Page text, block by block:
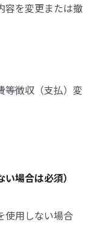
容を変更または撤
等徴収（支払）変
場合は必須）
使用しない場合